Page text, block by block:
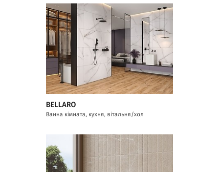
BELLARO
Ванна кімната, кухня, вітальня/хол